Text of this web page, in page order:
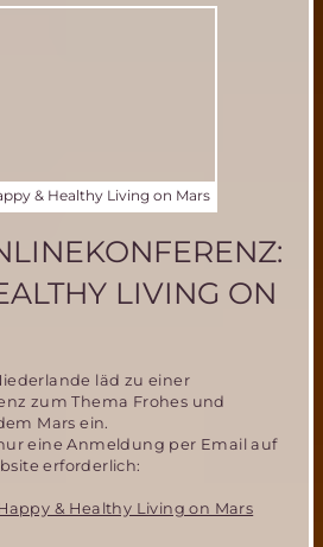
& Healthy Living on Mars
LIVING ON
läd zu einer
zum Thema Frohes und
Mars ein.
eine Anmeldung per Email auf
erforderlich:
& Healthy Living on Mars